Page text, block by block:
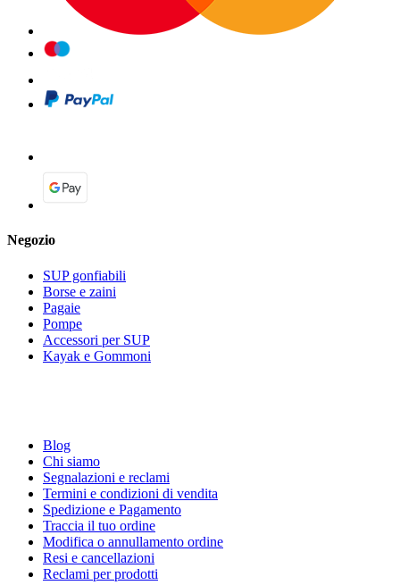
Negozio
SUP gonfiabili
Borse e zaini
Pagaie
Pompe
Accessori per SUP
Kayak e Gommoni
Blog
Chi siamo
Segnalazioni e reclami
Termini e condizioni di vendita
Spedizione e Pagamento
Traccia il tuo ordine
Modifica o annullamento ordine
Resi e cancellazioni
Reclami per prodotti